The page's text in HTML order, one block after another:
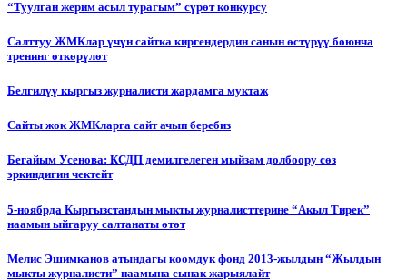
“Туулган жерим асыл турагым” сүрөт конкурсу
Салттуу ЖМКлар үчүн сайтка киргендердин санын өстүрүү боюнча
тренинг өткөрүлөт
Белгилүү кыргыз журналисти жардамга муктаж
Сайты жок ЖМКларга сайт ачып беребиз
Бегайым Усенова: КСДП демилгелеген мыйзам долбоору сөз
эркиндигин чектейт
5-ноябрда Кыргызстандын мыкты журналисттерине “Акыл Тирек”
наамын ыйгаруу салтанаты өтөт
Мелис Эшимканов атындагы коомдук фонд 2013-жылдын “Жылдын
мыкты журналисти” наамына сынак жарыялайт